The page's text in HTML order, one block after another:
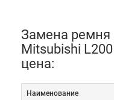
Замена ремня
Mitsubishi
цена:
Наименование